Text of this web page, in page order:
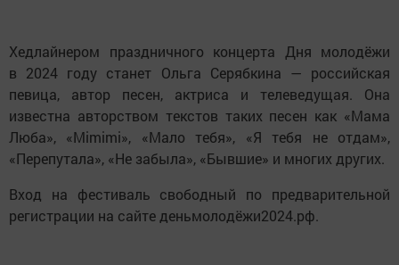
Хедлайнером праздничного концерта Дня молодёжи
в 2024 году станет Ольга Серябкина — российская
певица, автор песен, актриса и телеведущая. Она
известна авторством текстов таких песен как «Мама
Люба», «Mimimi», «Мало тебя», «Я тебя не отдам»,
«Перепутала», «Не забыла», «Бывшие» и многих других.
Вход на фестиваль свободный по предварительной
регистрации на сайте деньмолодёжи2024.рф.